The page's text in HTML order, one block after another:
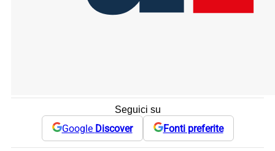
Seguici su
Google Discover Fonti preferite